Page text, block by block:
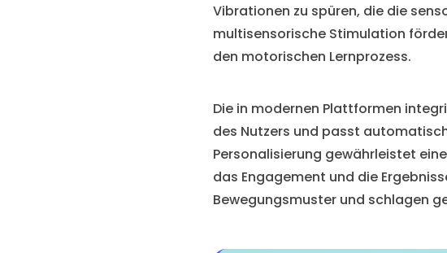
Vibrationen zu spüren, die die
multisensorische Stimulation
den motorischen Lernprozess.
Die in modernen Plattformen
des Nutzers und passt
Personalisierung gewährleistet
das Engagement und die
Bewegungsmuster und schlagen